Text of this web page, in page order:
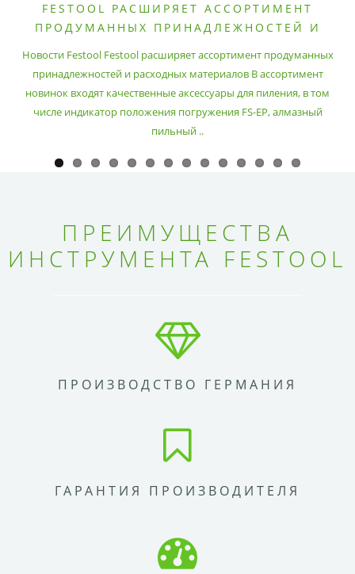
FESTOOL РАСШИРЯЕТ АССОРТИМЕНТ
ПРОДУМАННЫХ ПРИНАДЛЕЖНОСТЕЙ И
Новости Festool Festool расширяет ассортимент продуманных
принадлежностей и расходных материалов В ассортимент
новинок входят качественные аксессуары для пиления, в том
числе индикатор положения погружения FS-EP, алмазный
пильный ..
ПРЕИМУЩЕСТВА
ИНСТРУМЕНТА FESTOOL
ПРОИЗВОДСТВО ГЕРМАНИЯ
ГАРАНТИЯ ПРОИЗВОДИТЕЛЯ